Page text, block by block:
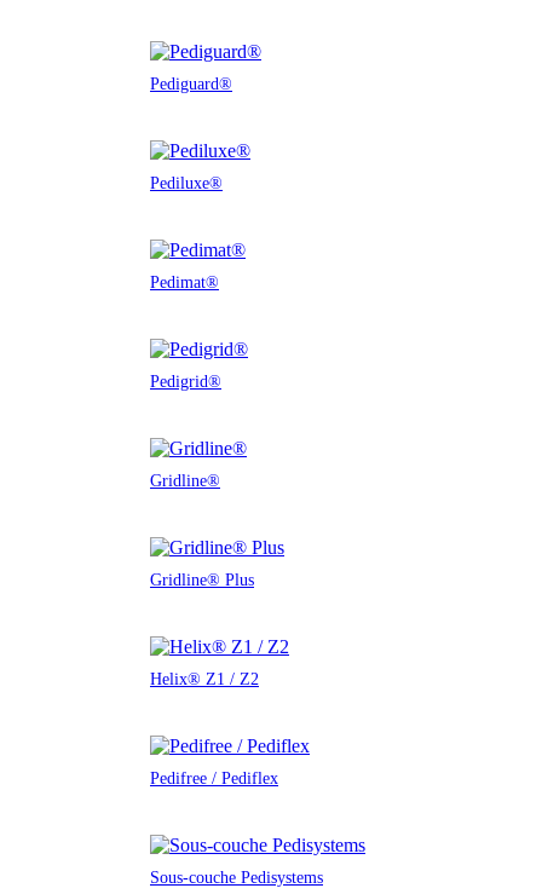
Pediguard®
Pediluxe®
Pedimat®
Pedigrid®
Gridline®
Gridline® Plus
Helix® Z1 / Z2
Pedifree / Pediflex
Sous-couche Pedisystems